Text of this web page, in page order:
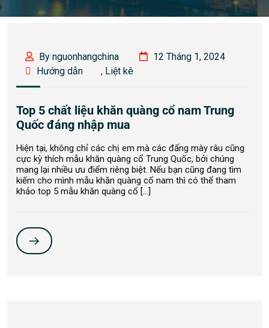
By nguonhangchina
12 Tháng 1, 2024
Hướng dẫn
, Liệt kê
Top 5 chất liệu khăn quàng cổ nam Trung
Quốc đáng nhập mua
Hiện tại, không chỉ các chị em mà các đấng mày râu cũng
cực kỳ thích mẫu khăn quàng cổ Trung Quốc, bởi chúng
mang lại nhiều ưu điểm riêng biệt. Nếu bạn cũng đang tìm
kiếm cho mình mẫu khăn quàng cổ nam thì có thể tham
khảo top 5 mẫu khăn quàng cổ […]